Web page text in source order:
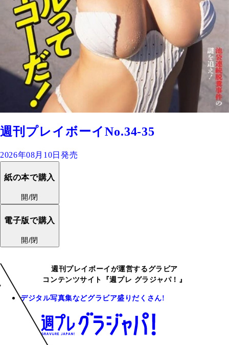
週刊プレイボーイNo.34-35
2026年08月10日発売
紙の本で購入
開/閉
電子版で購入
開/閉
週刊プレイボーイが運営するグラビア
コンテンツサイト『週プレ グラジャパ！』
デジタル写真集などグラビア盛りだくさん!